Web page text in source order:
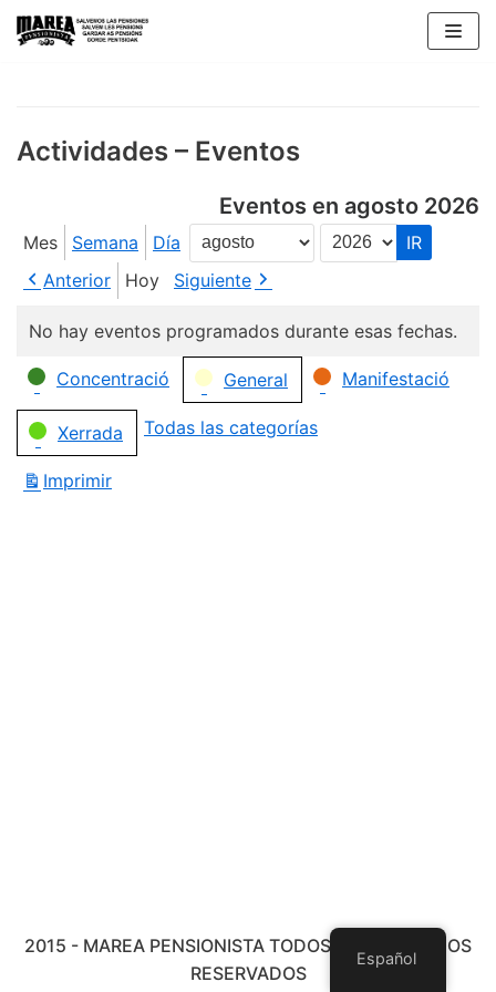
Saltar
Actividades – Eventos
Eventos en agosto 2026
Mes Semana Día
Mes
Año
Anterior
Hoy Siguiente
No hay eventos programados durante esas fechas.
Categorías
Concentració General Manifestació
Xerrada Todas las categorías
Imprimir
2015 - MAREA PENSIONISTA TODOS LOS DERECHOS
RESERVADOS
Español